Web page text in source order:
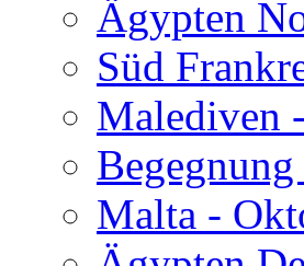
Ägypten
Süd
Malediven
Malta -